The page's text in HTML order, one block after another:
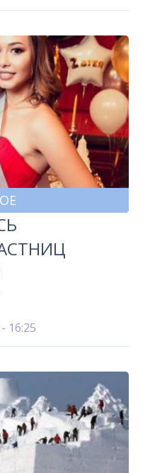
16:25